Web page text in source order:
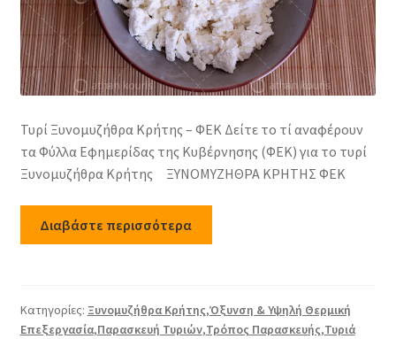
Τυρί Ξυνομυζήθρα Κρήτης – ΦΕΚ Δείτε το τί αναφέρουν
τα Φύλλα Εφημερίδας της Κυβέρνησης (ΦΕΚ) για το τυρί
Ξυνομυζήθρα Κρήτης ΞΥΝΟΜΥΖΗΘΡΑ ΚΡΗΤΗΣ ΦΕΚ
Διαβάστε περισσότερα
Κατηγορίες: Ξυνομυζήθρα Κρήτης,Όξυνση & Υψηλή Θερμική
Επεξεργασία,Παρασκευή Τυριών,Τρόπος Παρασκευής,Τυριά